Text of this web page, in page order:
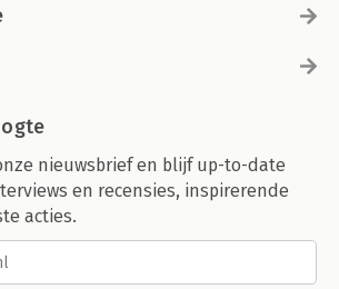
nieuwsbrief en blijf up-to-date
en recensies, inspirerende
acties.